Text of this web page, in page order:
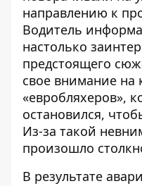
направлению к
Водитель
настолько
предстоящего
свое внимание на
«евробляхеров»,
остановился,
Из-за такой
произошло
В результате